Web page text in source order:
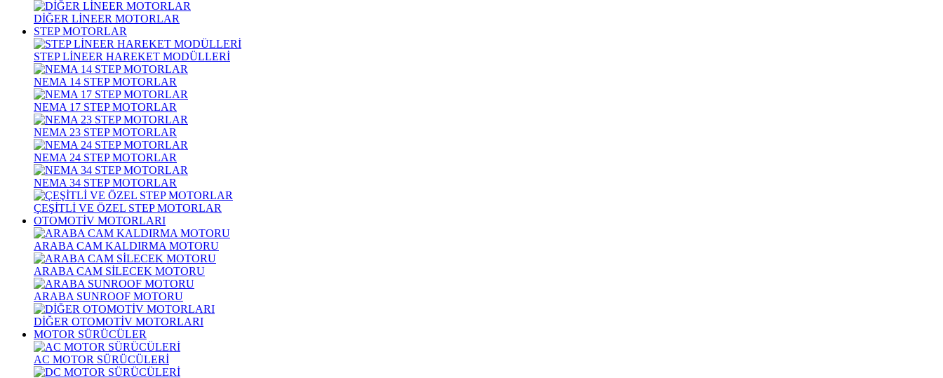
DİĞER LİNEER MOTORLAR
STEP MOTORLAR
STEP LİNEER HAREKET MODÜLLERİ
NEMA 14 STEP MOTORLAR
NEMA 17 STEP MOTORLAR
NEMA 23 STEP MOTORLAR
NEMA 24 STEP MOTORLAR
NEMA 34 STEP MOTORLAR
ÇEŞİTLİ VE ÖZEL STEP MOTORLAR
OTOMOTİV MOTORLARI
ARABA CAM KALDIRMA MOTORU
ARABA CAM SİLECEK MOTORU
ARABA SUNROOF MOTORU
DİĞER OTOMOTİV MOTORLARI
MOTOR SÜRÜCÜLER
AC MOTOR SÜRÜCÜLERİ